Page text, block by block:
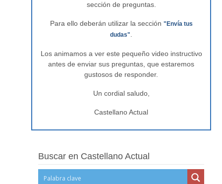
sección de preguntas.
Para ello deberán utilizar la sección "Envía tus
dudas"
Los animamos a ver este pequeño video instructivo
antes de enviar sus preguntas, que estaremos
gustosos de responder.
Un cordial saludo,
Castellano Actual
Buscar en Castellano Actual